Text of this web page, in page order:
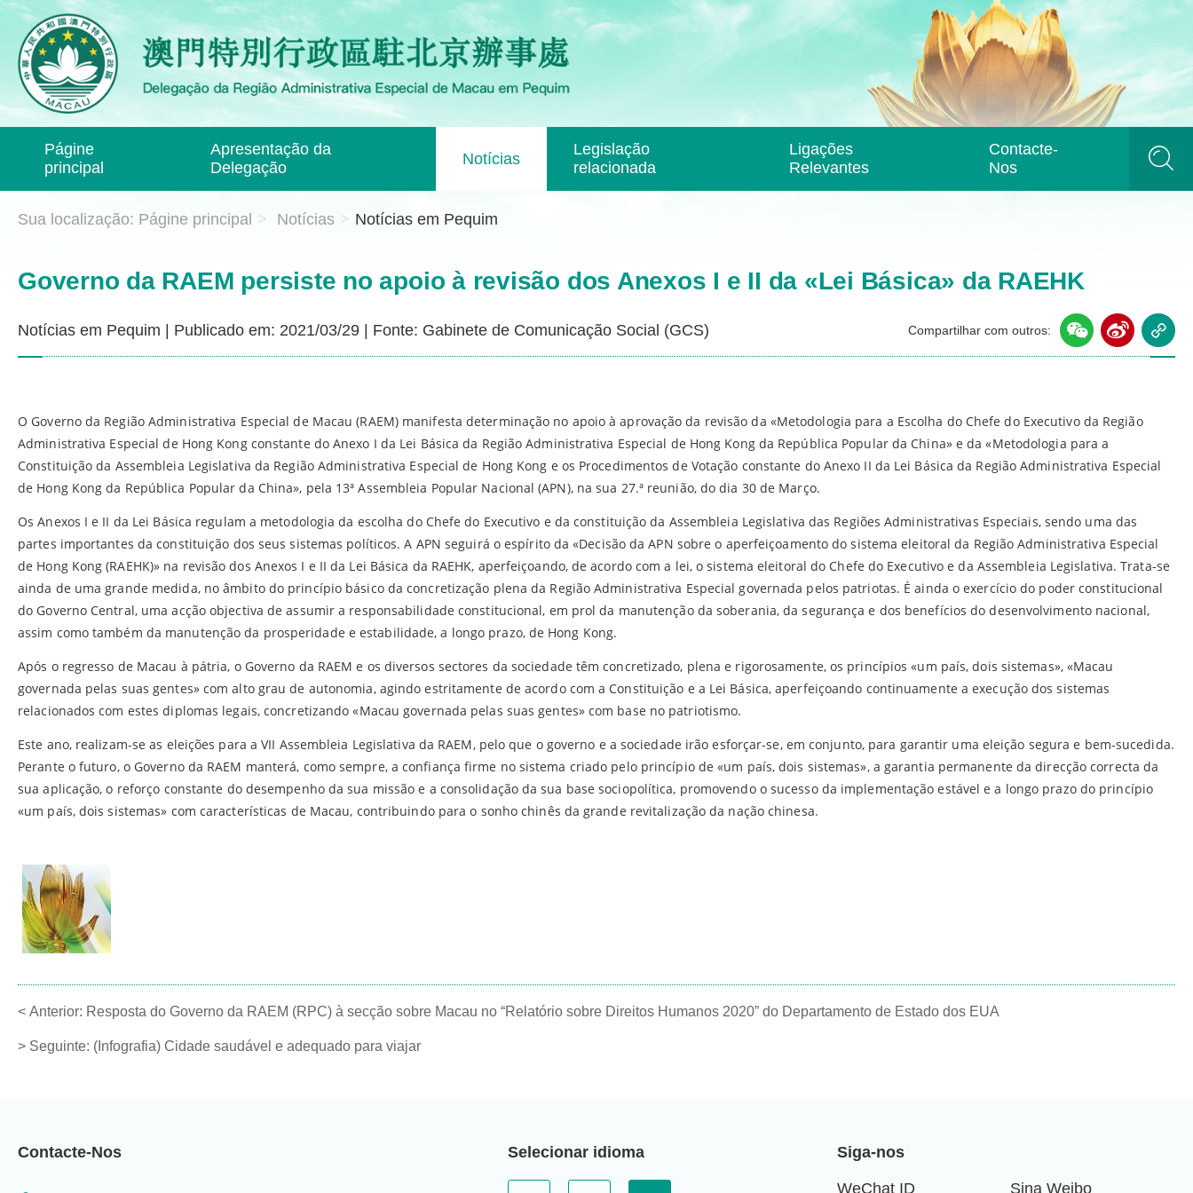
Págine
principal
Apresentação da
Delegação
Notícias
Legislação
relacionada
Ligações
Relevantes
Contacte-
Nos
Sua localização: Págine principal > Notícias > Notícias em Pequim
Governo da RAEM persiste no apoio à revisão dos Anexos I e II da «Lei Básica» da RAEHK
Notícias em Pequim | Publicado em: 2021/03/29 | Fonte: Gabinete de Comunicação Social (GCS) Compartilhar com outros:
O Governo da Região Administrativa Especial de Macau (RAEM) manifesta determinação no apoio à aprovação da revisão da «Metodologia para a Escolha do Chefe do Executivo da Região
Administrativa Especial de Hong Kong constante do Anexo I da Lei Básica da Região Administrativa Especial de Hong Kong da República Popular da China» e da «Metodologia para a
Constituição da Assembleia Legislativa da Região Administrativa Especial de Hong Kong e os Procedimentos de Votação constante do Anexo II da Lei Básica da Região Administrativa Especial
de Hong Kong da República Popular da China», pela 13ª Assembleia Popular Nacional (APN), na sua 27.ª reunião, do dia 30 de Março.
Os Anexos I e II da Lei Básica regulam a metodologia da escolha do Chefe do Executivo e da constituição da Assembleia Legislativa das Regiões Administrativas Especiais, sendo uma das
partes importantes da constituição dos seus sistemas políticos. A APN seguirá o espírito da «Decisão da APN sobre o aperfeiçoamento do sistema eleitoral da Região Administrativa Especial
de Hong Kong (RAEHK)» na revisão dos Anexos I e II da Lei Básica da RAEHK, aperfeiçoando, de acordo com a lei, o sistema eleitoral do Chefe do Executivo e da Assembleia Legislativa. Trata-se
ainda de uma grande medida, no âmbito do princípio básico da concretização plena da Região Administrativa Especial governada pelos patriotas. É ainda o exercício do poder constitucional
do Governo Central, uma acção objectiva de assumir a responsabilidade constitucional, em prol da manutenção da soberania, da segurança e dos benefícios do desenvolvimento nacional,
assim como também da manutenção da prosperidade e estabilidade, a longo prazo, de Hong Kong.
Após o regresso de Macau à pátria, o Governo da RAEM e os diversos sectores da sociedade têm concretizado, plena e rigorosamente, os princípios «um país, dois sistemas», «Macau
governada pelas suas gentes» com alto grau de autonomia, agindo estritamente de acordo com a Constituição e a Lei Básica, aperfeiçoando continuamente a execução dos sistemas
relacionados com estes diplomas legais, concretizando «Macau governada pelas suas gentes» com base no patriotismo.
Este ano, realizam-se as eleições para a VII Assembleia Legislativa da RAEM, pelo que o governo e a sociedade irão esforçar-se, em conjunto, para garantir uma eleição segura e bem-sucedida.
Perante o futuro, o Governo da RAEM manterá, como sempre, a confiança firme no sistema criado pelo princípio de «um país, dois sistemas», a garantia permanente da direcção correcta da
sua aplicação, o reforço constante do desempenho da sua missão e a consolidação da sua base sociopolítica, promovendo o sucesso da implementação estável e a longo prazo do princípio
«um país, dois sistemas» com características de Macau, contribuindo para o sonho chinês da grande revitalização da nação chinesa.
< Anterior: Resposta do Governo da RAEM (RPC) à secção sobre Macau no “Relatório sobre Direitos Humanos 2020” do Departamento de Estado dos EUA
> Seguinte: (Infografia) Cidade saudável e adequado para viajar
Contacte-Nos Selecionar idioma Siga-nos
WeChat ID Sina Weibo